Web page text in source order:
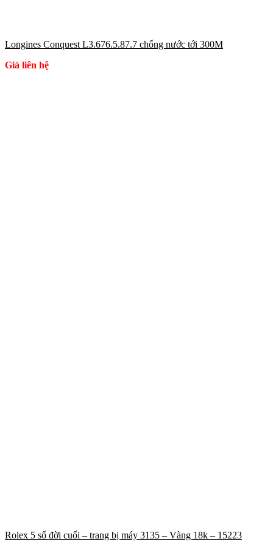
Longines Conquest L3.676.5.87.7 chống nước tới 300M
Giá liên hệ
Rolex 5 số đời cuối – trang bị máy 3135 – Vàng 18k – 15223